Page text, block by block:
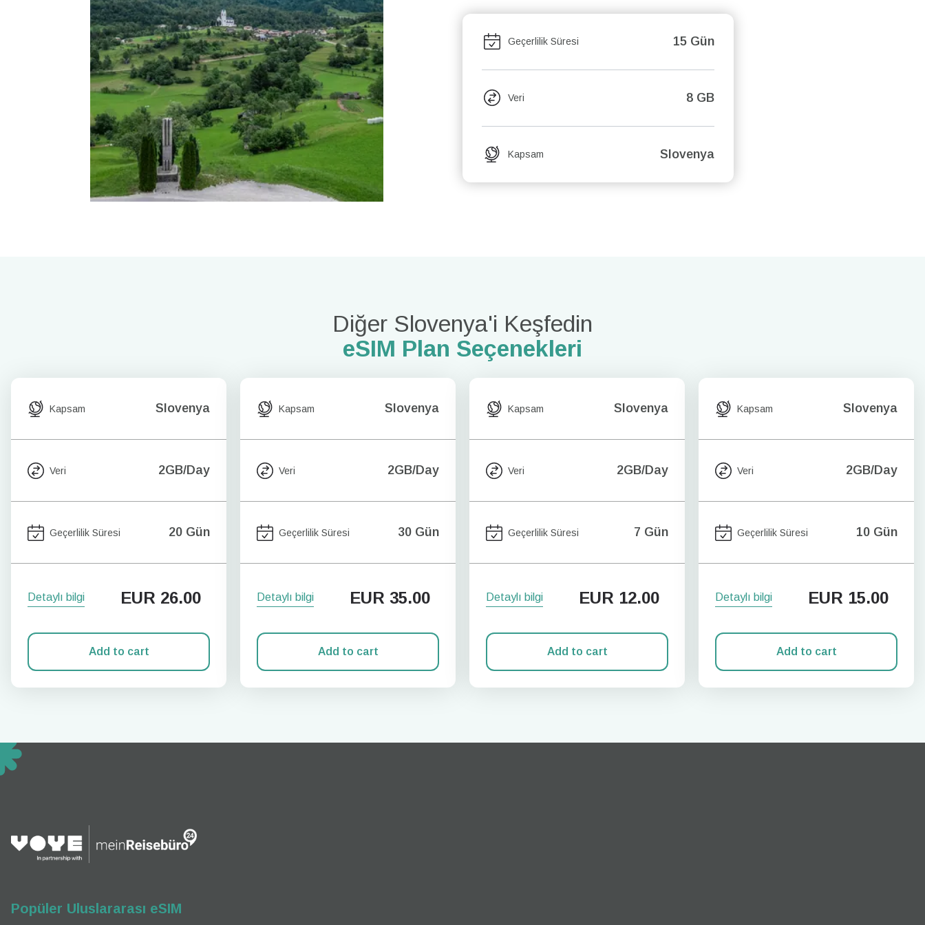
Geçerlilik Süresi 15 Gün
Veri 8 GB
Kapsam Slovenya
Diğer Slovenya'i Keşfedin
eSIM Plan Seçenekleri
Kapsam Slovenya
Veri 2GB/Day
Geçerlilik Süresi 20 Gün
Detaylı bilgi EUR 26.00
Add to cart
Kapsam Slovenya
Veri 2GB/Day
Geçerlilik Süresi 30 Gün
Detaylı bilgi EUR 35.00
Add to cart
Kapsam Slovenya
Veri 2GB/Day
Geçerlilik Süresi 7 Gün
Detaylı bilgi EUR 12.00
Add to cart
Kapsam Slovenya
Veri 2GB/Day
Geçerlilik Süresi 10 Gün
Detaylı bilgi EUR 15.00
Add to cart
Popüler Uluslararası eSIM